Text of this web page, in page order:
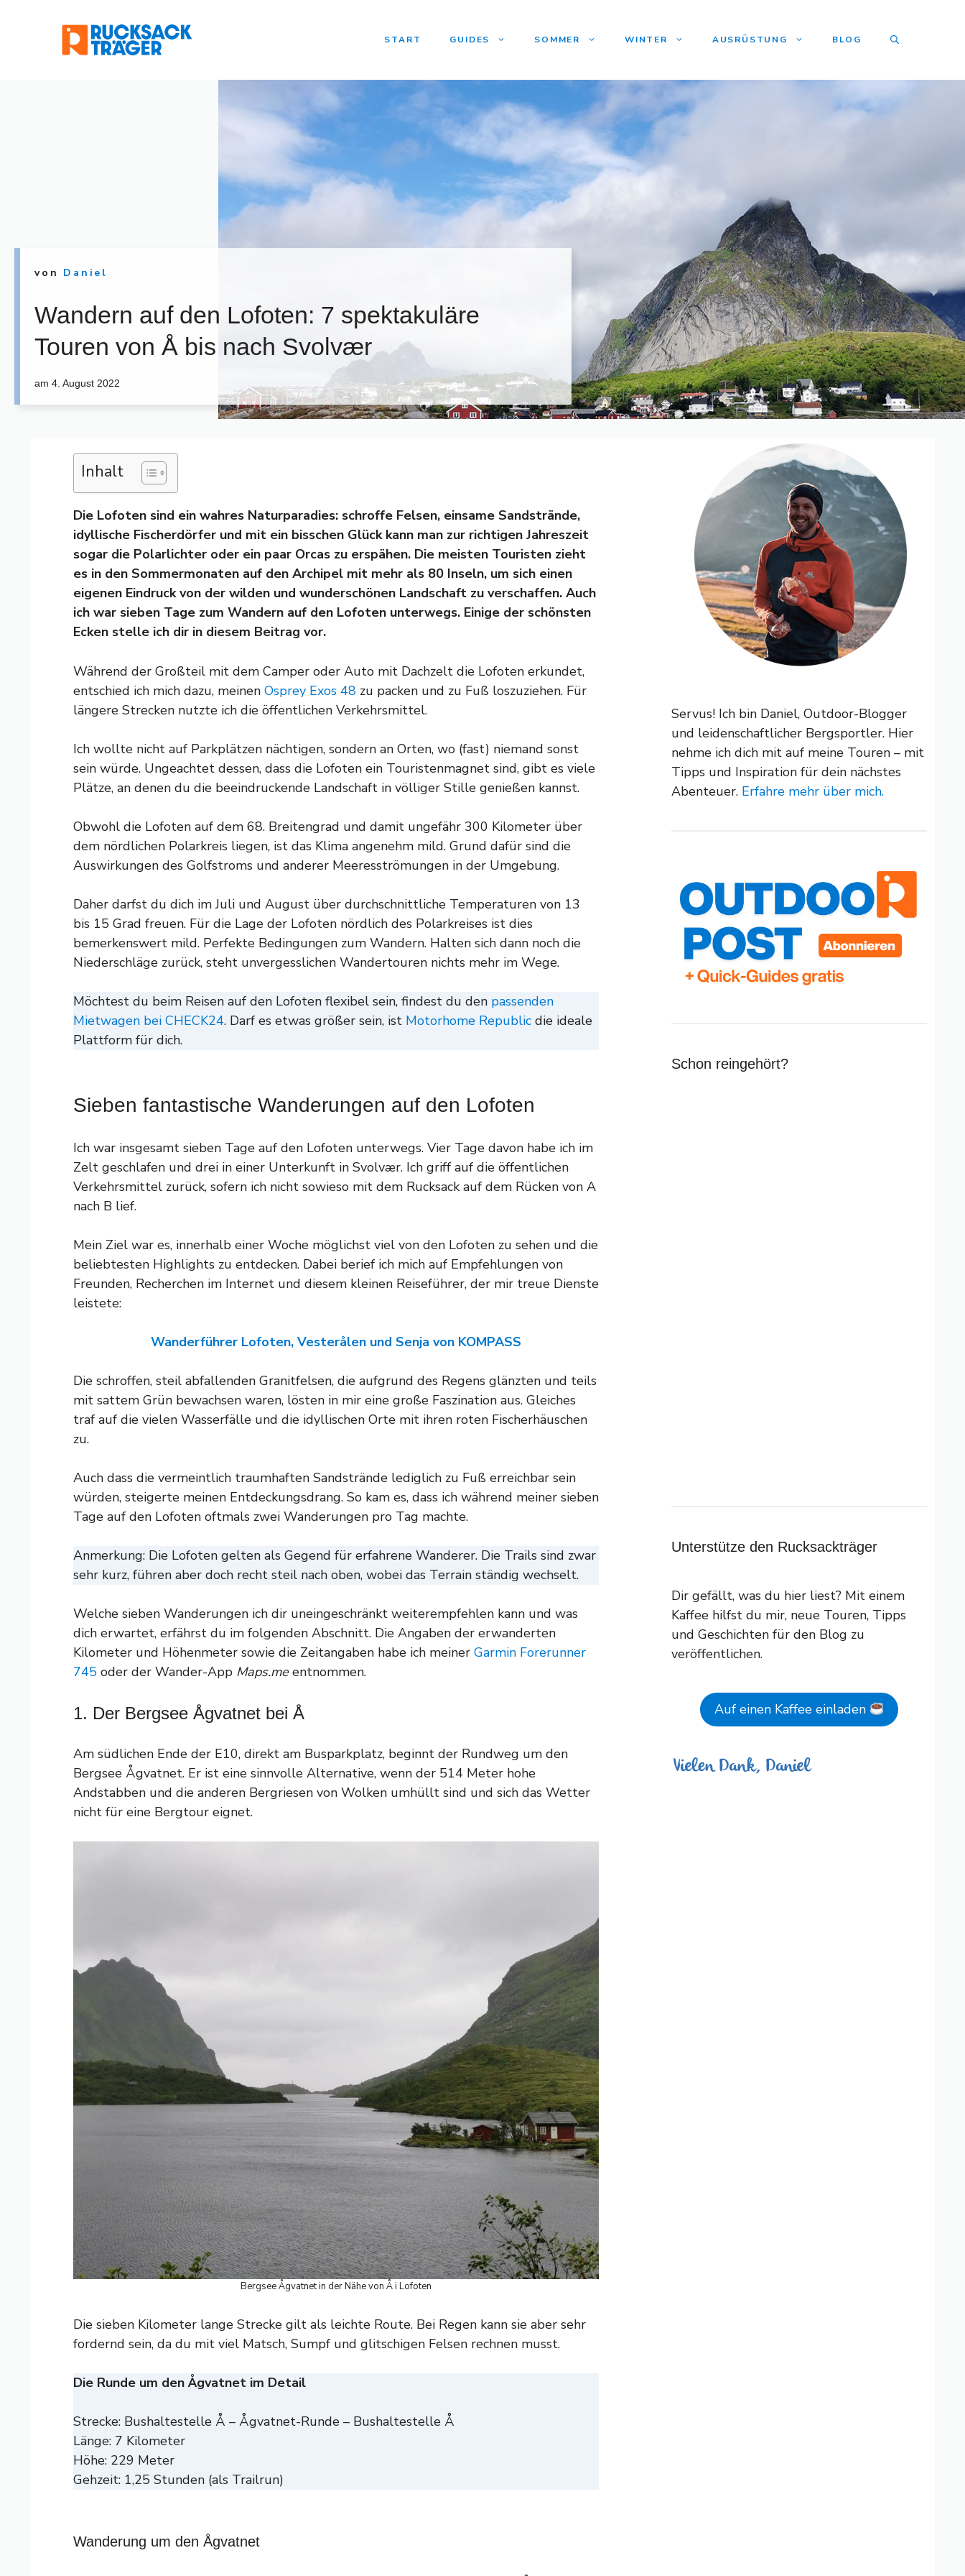
START GUIDES SOMMER WINTER AUSRÜSTUNG BLOG
von Daniel
Wandern auf den Lofoten: 7 spektakuläre
Touren von Å bis nach Svolvær
am 4. August 2022
Inhalt
Die Lofoten sind ein wahres Naturparadies: schroffe Felsen, einsame Sandstrände,
idyllische Fischerdörfer und mit ein bisschen Glück kann man zur richtigen Jahreszeit
sogar die Polarlichter oder ein paar Orcas zu erspähen. Die meisten Touristen zieht
es in den Sommermonaten auf den Archipel mit mehr als 80 Inseln, um sich einen
eigenen Eindruck von der wilden und wunderschönen Landschaft zu verschaffen. Auch
ich war sieben Tage zum Wandern auf den Lofoten unterwegs. Einige der schönsten
Ecken stelle ich dir in diesem Beitrag vor.
Während der Großteil mit dem Camper oder Auto mit Dachzelt die Lofoten erkundet,
entschied ich mich dazu, meinen Osprey Exos 48 zu packen und zu Fuß loszuziehen. Für
längere Strecken nutzte ich die öffentlichen Verkehrsmittel.
Ich wollte nicht auf Parkplätzen nächtigen, sondern an Orten, wo (fast) niemand sonst
sein würde. Ungeachtet dessen, dass die Lofoten ein Touristenmagnet sind, gibt es viele
Plätze, an denen du die beeindruckende Landschaft in völliger Stille genießen kannst.
Obwohl die Lofoten auf dem 68. Breitengrad und damit ungefähr 300 Kilometer über
dem nördlichen Polarkreis liegen, ist das Klima angenehm mild. Grund dafür sind die
Auswirkungen des Golfstroms und anderer Meeresströmungen in der Umgebung.
Daher darfst du dich im Juli und August über durchschnittliche Temperaturen von 13
bis 15 Grad freuen. Für die Lage der Lofoten nördlich des Polarkreises ist dies
bemerkenswert mild. Perfekte Bedingungen zum Wandern. Halten sich dann noch die
Niederschläge zurück, steht unvergesslichen Wandertouren nichts mehr im Wege.
Möchtest du beim Reisen auf den Lofoten flexibel sein, findest du den passenden
Mietwagen bei CHECK24. Darf es etwas größer sein, ist Motorhome Republic die ideale
Plattform für dich.
Sieben fantastische Wanderungen auf den Lofoten
Ich war insgesamt sieben Tage auf den Lofoten unterwegs. Vier Tage davon habe ich im
Zelt geschlafen und drei in einer Unterkunft in Svolvær. Ich griff auf die öffentlichen
Verkehrsmittel zurück, sofern ich nicht sowieso mit dem Rucksack auf dem Rücken von A
nach B lief.
Mein Ziel war es, innerhalb einer Woche möglichst viel von den Lofoten zu sehen und die
beliebtesten Highlights zu entdecken. Dabei berief ich mich auf Empfehlungen von
Freunden, Recherchen im Internet und diesem kleinen Reiseführer, der mir treue Dienste
leistete:
Wanderführer Lofoten, Vesterålen und Senja von KOMPASS
Die schroffen, steil abfallenden Granitfelsen, die aufgrund des Regens glänzten und teils
mit sattem Grün bewachsen waren, lösten in mir eine große Faszination aus. Gleiches
traf auf die vielen Wasserfälle und die idyllischen Orte mit ihren roten Fischerhäuschen
zu.
Auch dass die vermeintlich traumhaften Sandstrände lediglich zu Fuß erreichbar sein
würden, steigerte meinen Entdeckungsdrang. So kam es, dass ich während meiner sieben
Tage auf den Lofoten oftmals zwei Wanderungen pro Tag machte.
Anmerkung: Die Lofoten gelten als Gegend für erfahrene Wanderer. Die Trails sind zwar
sehr kurz, führen aber doch recht steil nach oben, wobei das Terrain ständig wechselt.
Welche sieben Wanderungen ich dir uneingeschränkt weiterempfehlen kann und was
dich erwartet, erfährst du im folgenden Abschnitt. Die Angaben der erwanderten
Kilometer und Höhenmeter sowie die Zeitangaben habe ich meiner Garmin Forerunner
745 oder der Wander-App Maps.meentnommen.
1. Der Bergsee Ågvatnet bei Å
Am südlichen Ende der E10, direkt am Busparkplatz, beginnt der Rundweg um den
Bergsee Ågvatnet. Er ist eine sinnvolle Alternative, wenn der 514 Meter hohe
Andstabben und die anderen Bergriesen von Wolken umhüllt sind und sich das Wetter
nicht für eine Bergtour eignet.
Bergsee Ågvatnet in der Nähe von Å i Lofoten
Die sieben Kilometer lange Strecke gilt als leichte Route. Bei Regen kann sie aber sehr
fordernd sein, da du mit viel Matsch, Sumpf und glitschigen Felsen rechnen musst.
Die Runde um den Ågvatnet im Detail
Strecke: Bushaltestelle Å – Ågvatnet-Runde – Bushaltestelle Å
Länge: 7 Kilometer
Höhe: 229 Meter
Gehzeit: 1,25 Stunden (als Trailrun)
Wanderung um den Ågvatnet
Servus! Ich bin Daniel, Outdoor-Blogger
und leidenschaftlicher Bergsportler. Hier
nehme ich dich mit auf meine Touren – mit
Tipps und Inspiration für dein nächstes
Abenteuer. Erfahre mehr über mich.
Schon reingehört?
Unterstütze den Rucksackträger
Dir gefällt, was du hier liest? Mit einem
Kaffee hilfst du mir, neue Touren, Tipps
und Geschichten für den Blog zu
veröffentlichen.
Auf einen Kaffee einladen